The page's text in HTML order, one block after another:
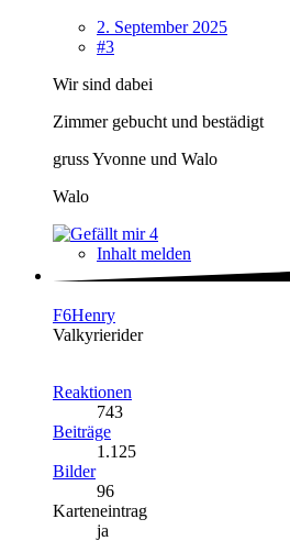
2. September 2025
#3
Wir sind dabei
Zimmer gebucht und bestädigt
gruss Yvonne und Walo
Walo
4
Inhalt melden
F6Henry
Valkyrierider
Reaktionen
743
Beiträge
1.125
Bilder
96
Karteneintrag
ja